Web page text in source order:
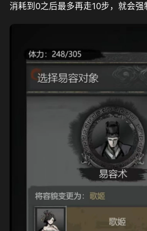
消耗到0之后最多再走10步，就会强